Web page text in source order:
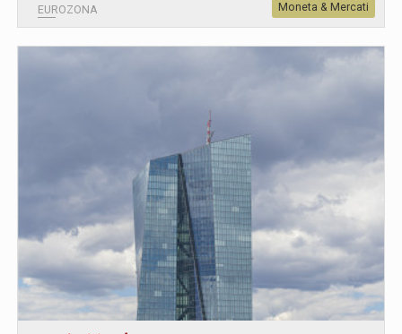
EUROZONA Moneta & Mercati